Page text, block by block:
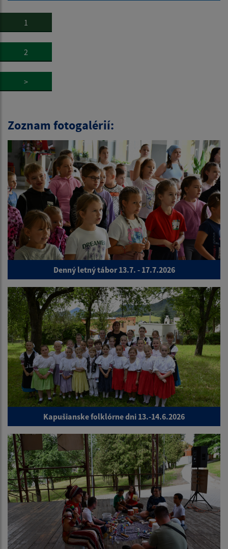
1
2
>
Zoznam fotogalérií:
Denný letný tábor 13.7. - 17.7.2026
Kapušianske folklórne dni 13.-14.6.2026